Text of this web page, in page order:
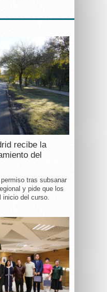
recibe la
del
tras subsanar
y pide que los
inicio del curso.